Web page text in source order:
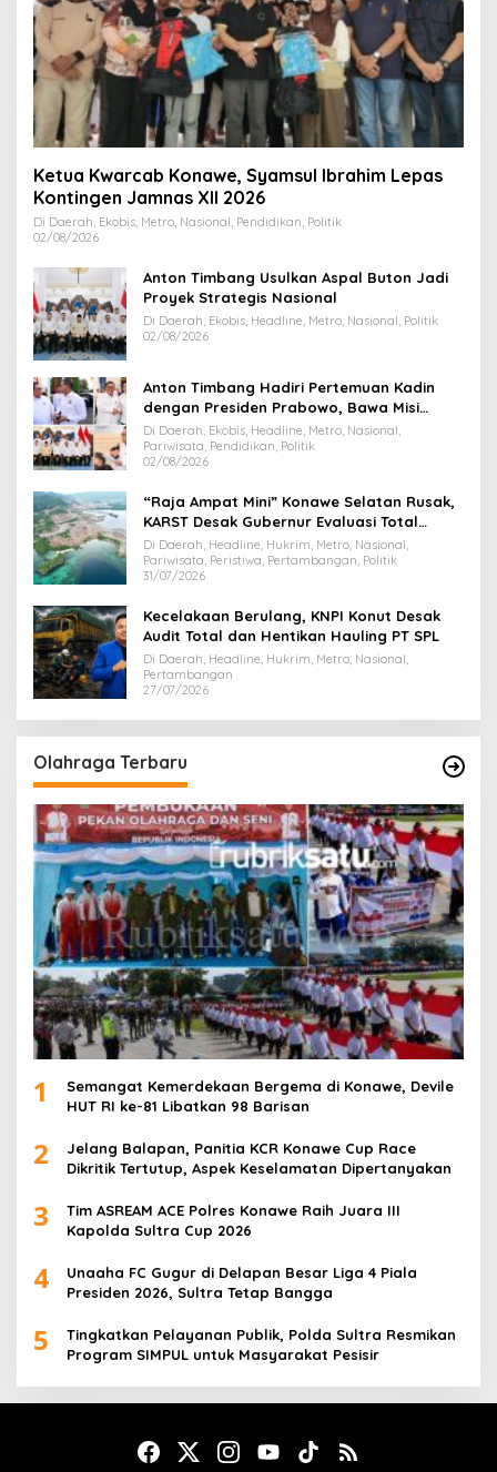
Ketua Kwarcab Konawe, Syamsul Ibrahim Lepas
Kontingen Jamnas XII 2026
Di Daerah, Ekobis, Metro, Nasional, Pendidikan, Politik
02/08/2026
Anton Timbang Usulkan Aspal Buton Jadi
Proyek Strategis Nasional
Di Daerah, Ekobis, Headline, Metro, Nasional, Politik
02/08/2026
Anton Timbang Hadiri Pertemuan Kadin
dengan Presiden Prabowo, Bawa Misi
Majukan Ekonomi Sultra
Di Daerah, Ekobis, Headline, Metro, Nasional,
Pariwisata, Pendidikan, Politik
02/08/2026
“Raja Ampat Mini” Konawe Selatan Rusak,
KARST Desak Gubernur Evaluasi Total
Dispar Sultra
Di Daerah, Headline, Hukrim, Metro, Nasional,
Pariwisata, Peristiwa, Pertambangan, Politik
31/07/2026
Kecelakaan Berulang, KNPI Konut Desak
Audit Total dan Hentikan Hauling PT SPL
Di Daerah, Headline, Hukrim, Metro, Nasional,
Pertambangan
27/07/2026
Olahraga Terbaru
1
Semangat Kemerdekaan Bergema di Konawe, Devile
HUT RI ke-81 Libatkan 98 Barisan
2
Jelang Balapan, Panitia KCR Konawe Cup Race
Dikritik Tertutup, Aspek Keselamatan Dipertanyakan
3
Tim ASREAM ACE Polres Konawe Raih Juara III
Kapolda Sultra Cup 2026
4
Unaaha FC Gugur di Delapan Besar Liga 4 Piala
Presiden 2026, Sultra Tetap Bangga
5
Tingkatkan Pelayanan Publik, Polda Sultra Resmikan
Program SIMPUL untuk Masyarakat Pesisir